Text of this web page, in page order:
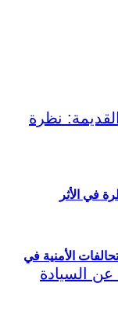
الأمنية في
في الأثر